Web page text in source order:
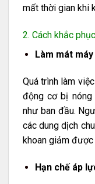
mất thời gian khi
2. Cách khắc phục
Làm mát
Quá trình làm
động cơ bị
như ban đầu.
các dung dịch
khoan giảm được
Hạn chế áp